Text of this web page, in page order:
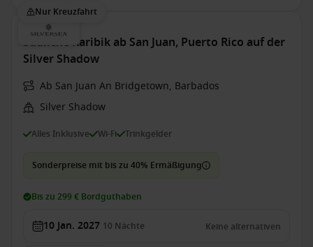
Nur Kreuzfahrt
Südliche Karibik ab San Juan, Puerto Rico auf der
Silver Shadow
Ab San Juan An Bridgetown, Barbados
Silver Shadow
Alles Inklusive Wi-Fi Trinkgelder
Sonderpreise mit bis zu 40% Ermäßigung
Bis zu 299 € Bordguthaben
10 Jan. 2027 10 Nächte Keine alternativen